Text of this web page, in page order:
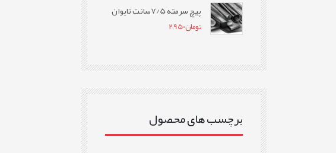
پیچ سرمته 7/5سانت تایوان
تومان2,950
برچسب های محصول